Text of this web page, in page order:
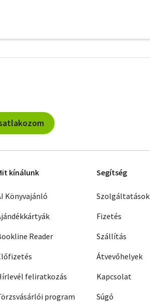
szűrők
kínálunk
Könyvajánló
Reader
feliratkozás
program
Segítség
Szolgáltatások
Fizetés
Szállítás
Átvevőhelyek
Kapcsolat
Súgó